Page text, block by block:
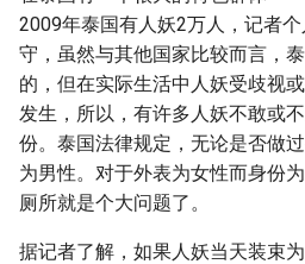
2009年泰国有人妖2万人，记者
守，虽然与其他国家比较而言，
的，但在实际生活中人妖受歧视
发生，所以，有许多人妖不敢或
份。泰国法律规定，无论是否做
为男性。对于外表为女性而身份
厕所就是个大问题了。
据记者了解，如果人妖当天装束